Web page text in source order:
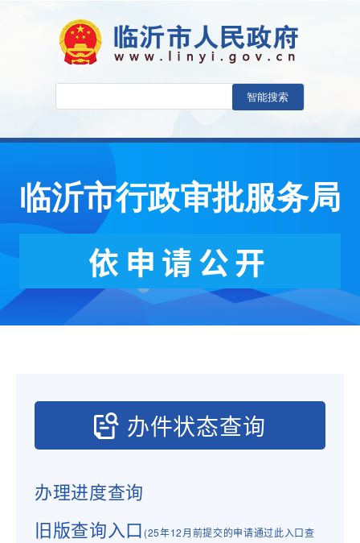
临沂市行政审批服务局
依申请公开
办件状态查询
办理进度查询
旧版查询入口 (25年12月前提交的申请通过此入口查